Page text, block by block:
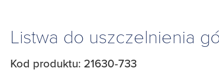
Listwa do uszczelnienia
Kod produktu: 21630-733